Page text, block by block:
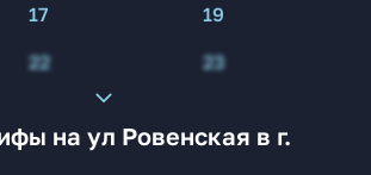
17
19
22 23
на ул Ровенская в г.